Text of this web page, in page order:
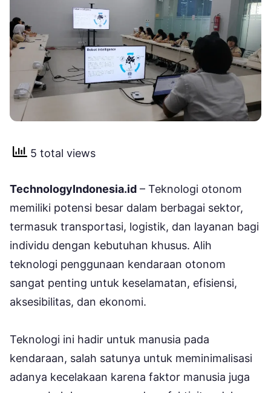
5 total views
TechnologyIndonesia.id – Teknologi otonom
memiliki potensi besar dalam berbagai sektor,
termasuk transportasi, logistik, dan layanan bagi
individu dengan kebutuhan khusus. Alih
teknologi penggunaan kendaraan otonom
sangat penting untuk keselamatan, efisiensi,
aksesibilitas, dan ekonomi.
Teknologi ini hadir untuk manusia pada
kendaraan, salah satunya untuk meminimalisasi
adanya kecelakaan karena faktor manusia juga